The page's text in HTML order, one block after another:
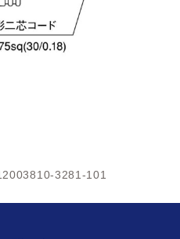
3281-101